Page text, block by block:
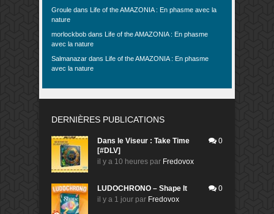
Groule dans Life of the AMAZONIA : En phasme avec la
nature
morlockbob dans Life of the AMAZONIA : En phasme
avec la nature
Salmanazar dans Life of the AMAZONIA : En phasme
avec la nature
DERNIÈRES PUBLICATIONS
Dans le Viseur : Take Time
[#DLV]
il y a 10 heures par Fredovox
0
LUDOCHRONO – Shape It
il y a 1 jour par Fredovox
0